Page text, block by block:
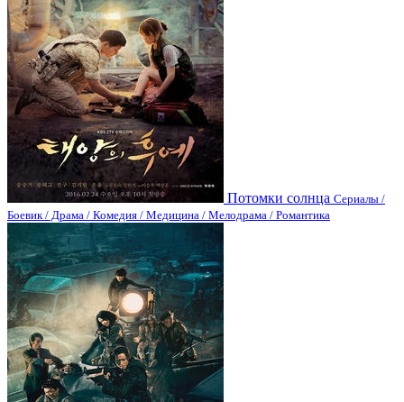
Потомки солнца Сериалы /
Боевик / Драма / Комедия / Медицина / Мелодрама / Романтика